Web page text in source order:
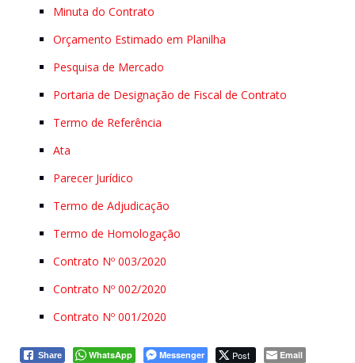
Minuta do Contrato
Orçamento Estimado em Planilha
Pesquisa de Mercado
Portaria de Designação de Fiscal de Contrato
Termo de Referência
Ata
Parecer Jurídico
Termo de Adjudicação
Termo de Homologação
Contrato Nº 003/2020
Contrato Nº 002/2020
Contrato Nº 001/2020
Share WhatsApp Messenger Post Email